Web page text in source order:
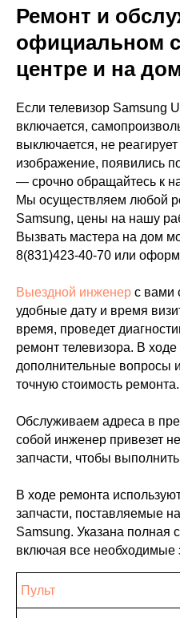
Ремонт и
официальном
центре и на
Если телевизор Samsung
включается,
выключается, не
изображение, появились
— срочно обращайтесь к
Мы осуществляем любой
Samsung, цены на нашу
Вызвать мастера на дом
8(831)423-40-70 или
Выездной инженер с вами
удобные дату и время
время, проведет
ремонт телевизора. В ходе
дополнительные вопросы
точную стоимость ремонта.
Обслуживаем адреса в
собой инженер привезет
запчасти, чтобы
В ходе ремонта
запчасти, поставляемые
Samsung. Указана полная
включая все необходимые
Пульт